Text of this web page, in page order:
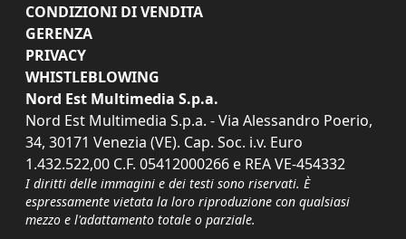
CONDIZIONI DI VENDITA
GERENZA
PRIVACY
WHISTLEBLOWING
Nord Est Multimedia S.p.a.
Nord Est Multimedia S.p.a. - Via Alessandro Poerio,
34, 30171 Venezia (VE). Cap. Soc. i.v. Euro
1.432.522,00 C.F. 05412000266 e REA VE-454332
I diritti delle immagini e dei testi sono riservati. È
espressamente vietata la loro riproduzione con qualsiasi
mezzo e l'adattamento totale o parziale.